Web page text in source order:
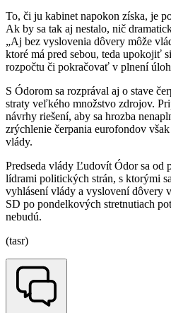
To, či ju kabinet napokon získa, je
Ak by sa tak aj nestalo, nič
„Aj bez vyslovenia dôvery môže
ktoré má pred sebou, teda upokojiť
rozpočtu či pokračovať v plnení
S Ódorom sa rozprával aj o stave
straty veľkého množstvo zdrojov.
návrhy riešení, aby sa hrozba
zrýchlenie čerpania eurofondov
vlády.
Predseda vlády Ľudovít Ódor sa od
lídrami politických strán, s ktorými
vyhlásení vlády a vyslovení dôvery
SD po pondelkových stretnutiach
nebudú.
(tasr)